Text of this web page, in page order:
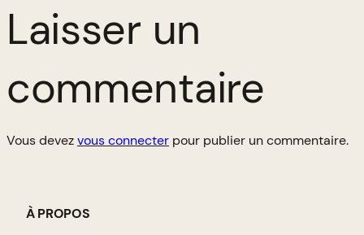
Laisser un
commentaire
Vous devezvous connecter pour publier un commentaire.
À PROPOS